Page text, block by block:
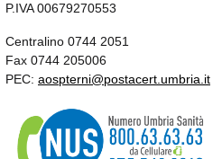
P.IVA 00679270553
Centralino 0744 2051
Fax 0744 205006
PEC: aospterni@postacert.umbria.it